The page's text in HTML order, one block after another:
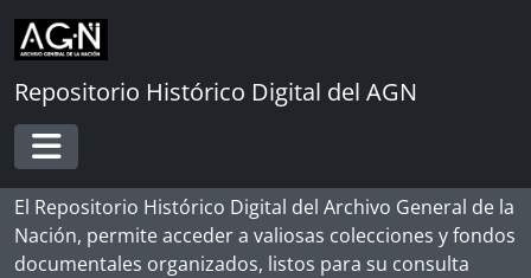
Skip to main content
Repositorio Histórico Digital del AGN
Toggle navigation
El Repositorio Histórico Digital del Archivo General de la
Nación, permite acceder a valiosas colecciones y fondos
documentales organizados, listos para su consulta